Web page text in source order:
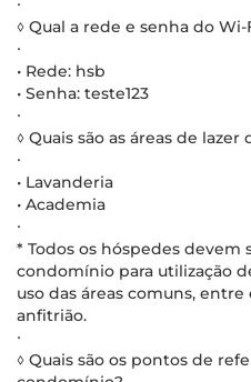
◊ Qual a rede e senha do Wi-
∙
• Rede: hsb
• Senha: teste123
∙
◊ Quais são as áreas de
∙
• Lavanderia
• Academia
∙
* Todos os hóspedes devem
condomínio para utilização
uso das áreas comuns,
anfitrião.
∙
◊ Quais são os pontos de